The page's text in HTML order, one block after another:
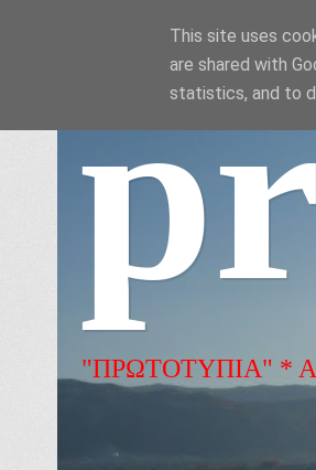
"ΠΡΩΤΟΤΥΠΙΑ" *
This site uses
are shared with
statistics, and to